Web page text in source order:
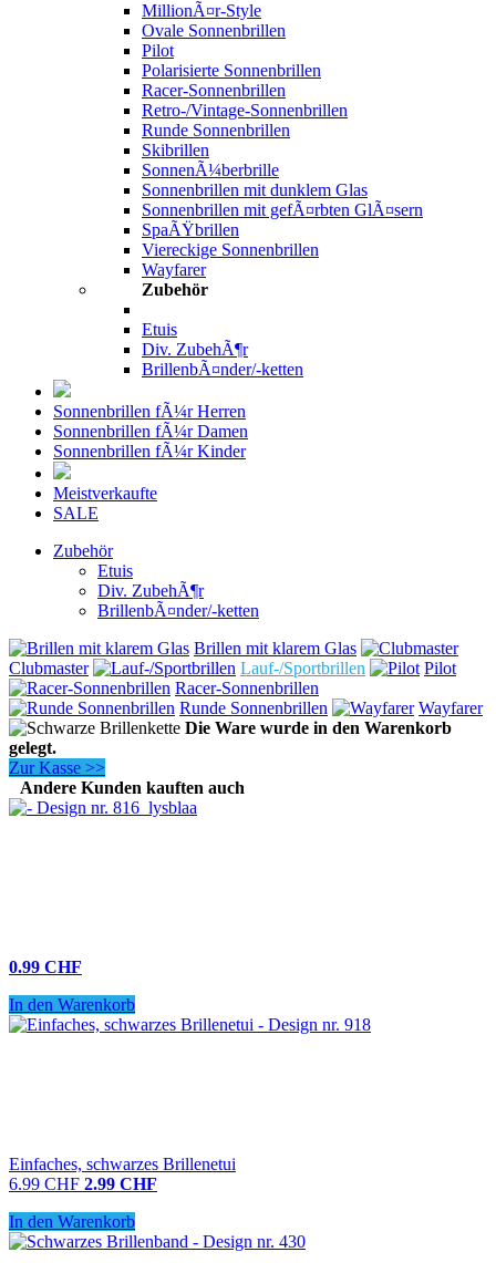
MillionÃ¤r-Style
Ovale Sonnenbrillen
Pilot
Polarisierte Sonnenbrillen
Racer-Sonnenbrillen
Retro-/Vintage-Sonnenbrillen
Runde Sonnenbrillen
Skibrillen
SonnenÃ¼berbrille
Sonnenbrillen mit dunklem Glas
Sonnenbrillen mit gefÃ¤rbten GlÃ¤sern
SpaÃŸbrillen
Viereckige Sonnenbrillen
Wayfarer
Zubehör
Etuis
Div. ZubehÃ¶r
BrillenbÃ¤nder/-ketten
Sonnenbrillen fÃ¼r Herren
Sonnenbrillen fÃ¼r Damen
Sonnenbrillen fÃ¼r Kinder
Meistverkaufte
SALE
Zubehör
Etuis
Div. ZubehÃ¶r
BrillenbÃ¤nder/-ketten
Brillen mit klarem Glas
Clubmaster
Lauf-/Sportbrillen
Pilot
Racer-Sonnenbrillen
Runde Sonnenbrillen
Wayfarer
Die Ware wurde in den Warenkorb
gelegt.
Zur Kasse >>
Andere Kunden kauften auch
0.99 CHF
In den Warenkorb
Einfaches, schwarzes Brillenetui
6.99 CHF 2.99 CHF
In den Warenkorb